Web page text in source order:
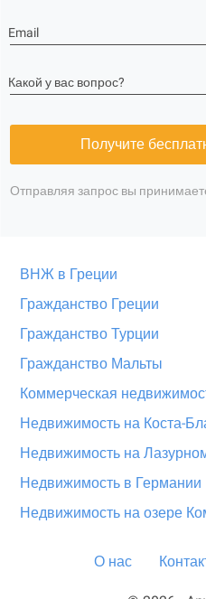
Email
Какой у вас вопрос?
Получите
Отправляя запрос вы
ВНЖ в Греции
Гражданство Греции
Гражданство Турции
Гражданство Мальты
Коммерческая
Недвижимость на Коста-
Недвижимость на
Недвижимость в Германии
Недвижимость на озере
О нас